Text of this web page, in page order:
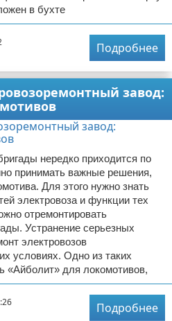
в бухте
Подробнее
завод:
нередко приходится по
принимать важные решения,
Для этого нужно знать
электровоза и функции тех
отремонтировать
Устранение серьезных
электровозов
условиях. Одно из таких
«Айболит» для локомотивов,
Подробнее